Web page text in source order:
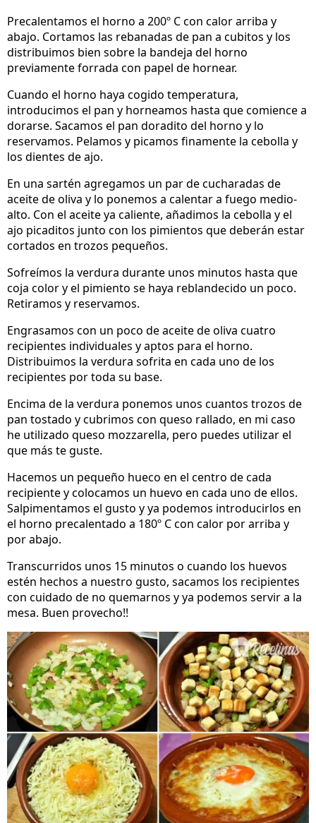
Precalentamos el horno a 200º C con calor arriba y
abajo. Cortamos las rebanadas de pan a cubitos y los
distribuimos bien sobre la bandeja del horno
previamente forrada con papel de hornear.
Cuando el horno haya cogido temperatura,
introducimos el pan y horneamos hasta que comience a
dorarse. Sacamos el pan doradito del horno y lo
reservamos. Pelamos y picamos finamente la cebolla y
los dientes de ajo.
En una sartén agregamos un par de cucharadas de
aceite de oliva y lo ponemos a calentar a fuego medio-
alto. Con el aceite ya caliente, añadimos la cebolla y el
ajo picaditos junto con los pimientos que deberán estar
cortados en trozos pequeños.
Sofreímos la verdura durante unos minutos hasta que
coja color y el pimiento se haya reblandecido un poco.
Retiramos y reservamos.
Engrasamos con un poco de aceite de oliva cuatro
recipientes individuales y aptos para el horno.
Distribuimos la verdura sofrita en cada uno de los
recipientes por toda su base.
Encima de la verdura ponemos unos cuantos trozos de
pan tostado y cubrimos con queso rallado, en mi caso
he utilizado queso mozzarella, pero puedes utilizar el
que más te guste.
Hacemos un pequeño hueco en el centro de cada
recipiente y colocamos un huevo en cada uno de ellos.
Salpimentamos el gusto y ya podemos introducirlos en
el horno precalentado a 180º C con calor por arriba y
por abajo.
Transcurridos unos 15 minutos o cuando los huevos
estén hechos a nuestro gusto, sacamos los recipientes
con cuidado de no quemarnos y ya podemos servir a la
mesa. Buen provecho!!